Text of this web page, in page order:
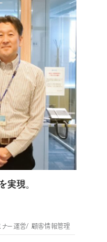
実現。
ナー運営 顧客情報管理